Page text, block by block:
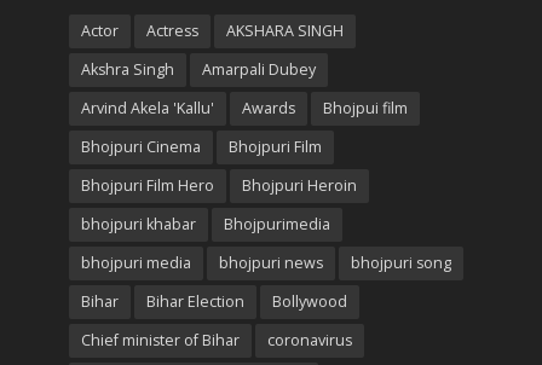
Actor Actress
AKSHARA SINGH
Akshra Singh
Amarpali Dubey
Arvind Akela 'Kallu'
Awards
Bhojpui film
Bhojpuri Cinema
Bhojpuri Film
Bhojpuri Film Hero
Bhojpuri Heroin
bhojpuri khabar
Bhojpurimedia
bhojpuri media
bhojpuri news
bhojpuri song
Bihar
Bihar Election
Bollywood
Chief minister of Bihar
coronavirus